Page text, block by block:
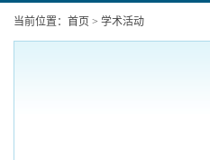
当前位置： 首页 > 学术活动